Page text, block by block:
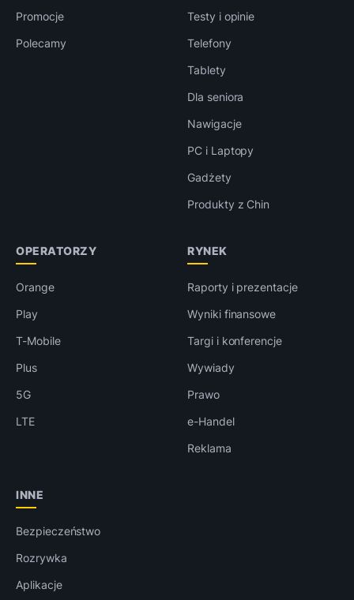
Promocje
Polecamy
Testy i opinie
Telefony
Tablety
Dla seniora
Nawigacje
PC i Laptopy
Gadżety
Produkty z Chin
OPERATORZY
Orange
Play
T-Mobile
Plus
5G
LTE
RYNEK
Raporty i prezentacje
Wyniki finansowe
Targi i konferencje
Wywiady
Prawo
e-Handel
Reklama
INNE
Bezpieczeństwo
Rozrywka
Aplikacje